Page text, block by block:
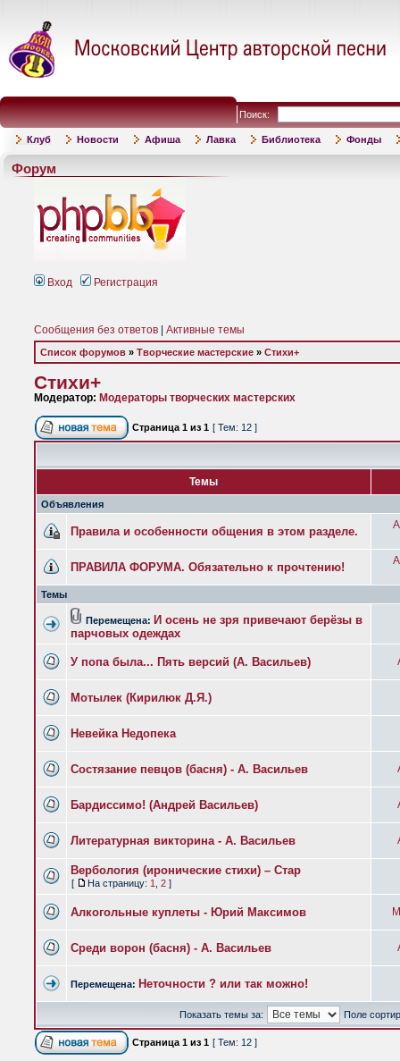
Поиск:
Клуб Новости Афиша Лавка Библиотека Фонды
Форум
Вход Регистрация
Сообщения без ответов Активные темы
Список форумов » Творческие мастерские » Стихи+
Стихи+
Модератор: Модераторы творческих мастерских
Страница 1 из 1 [ Тем: 12 ]
Темы
Объявления
Правила и особенности общения в этом разделе.
ПРАВИЛА ФОРУМА. Обязательно к прочтению!
Темы
Перемещена: И осень не зря привечают берёзы в
парчовых одеждах
У попа была... Пять версий (А. Васильев)
Мотылек (Кирилюк Д.Я.)
Невейка Недопека
Состязание певцов (басня) - А. Васильев
Бардиссимо! (Андрей Васильев)
Литературная викторина - А. Васильев
Вербология (иронические стихи) – Стар
[ На страницу: 1 2 ]
Алкогольные куплеты - Юрий Максимов
Среди ворон (басня) - А. Васильев
Перемещена: Неточности ? или так можно!
Показать темы за: Поле
Страница 1 из 1 [ Тем: 12 ]